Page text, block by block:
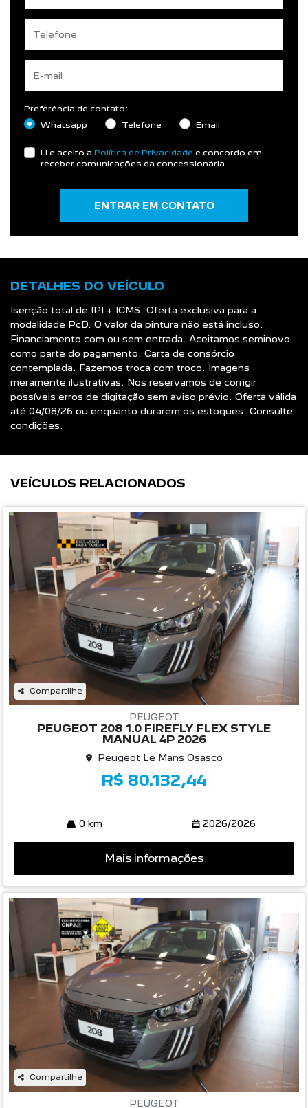
Preferência de contato:
Whatsapp
Telefone Email
Li e aceito a Política de Privacidade e concordo em
receber comunicações da concessionária.
ENTRAR EM CONTATO
DETALHES DO VEÍCULO
Isenção total de IPI + ICMS. Oferta exclusiva para a
modalidade PcD. O valor da pintura não está incluso.
Financiamento com ou sem entrada. Aceitamos seminovo
como parte do pagamento. Carta de consórcio
contemplada. Fazemos troca com troco. Imagens
meramente ilustrativas. Nos reservamos de corrigir
possíveis erros de digitação sem aviso prévio. Oferta válida
até 04/08/26 ou enquanto durarem os estoques. Consulte
condições.
VEÍCULOS RELACIONADOS
Compartilhe
PEUGEOT
PEUGEOT 208 1.0 FIREFLY FLEX STYLE
MANUAL 4P 2026
Peugeot Le Mans Osasco
R$ 80.132,44
0 km 2026/2026
Mais informações
Compartilhe
PEUGEOT